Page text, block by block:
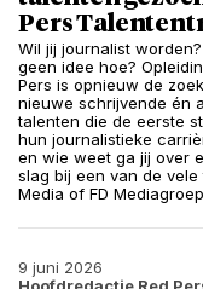
Pers
Wil jij journalist
geen idee hoe?
Pers is opnieuw de
nieuwe schrijvende én
talenten die de eerste
hun journalistieke
en wie weet ga jij over
slag bij een van de vele
Media of FD
9 juni 2026